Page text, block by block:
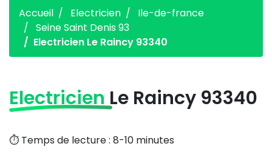
Accueil Electricien
Ile-de-france
Seine Saint Denis 93
Electricien Le Raincy 93340
Electricien Le Raincy 93340
⏱️ Temps de lecture : 8-10 minutes